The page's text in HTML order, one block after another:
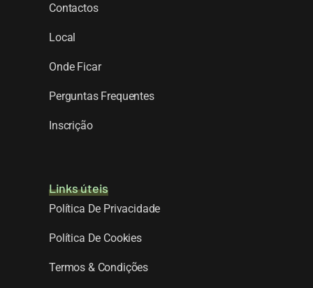
Contactos
Local
Onde Ficar
Perguntas Frequentes
Inscrição
Links úteis
Política De Privacidade
Política De Cookies
Termos & Condições